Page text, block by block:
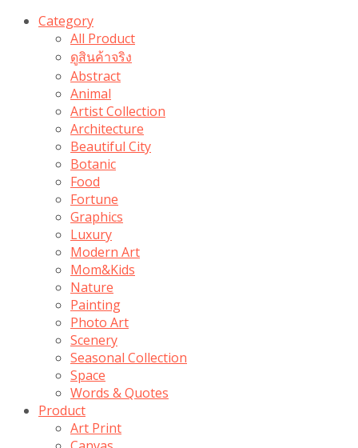
Category
All Product
ดูสินค้าจริง
Abstract
Animal
Artist Collection
Architecture
Beautiful City
Botanic
Food
Fortune
Graphics
Luxury
Modern Art
Mom&Kids
Nature
Painting
Photo Art
Scenery
Seasonal Collection
Space
Words & Quotes
Product
Art Print